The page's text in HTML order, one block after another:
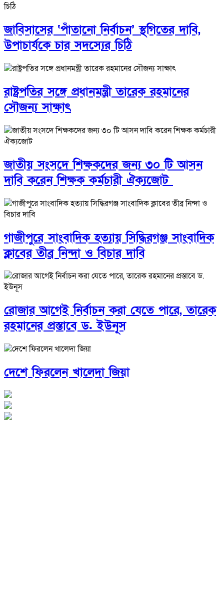
জাবিসাসের ‘পাঁতানো নির্বাচন’ স্থগিতের দাবি,
উপাচার্যকে চার সদস্যের চিঠি
রাষ্ট্রপতির সঙ্গে প্রধানমন্ত্রী তারেক রহমানের
সৌজন্য সাক্ষাৎ
জাতীয় সংসদে শিক্ষকদের জন্য ৩০ টি আসন
দাবি করেন শিক্ষক কর্মচারী ঐক্যজোট
গাজীপুরে সাংবাদিক হত্যায় সিদ্ধিরগঞ্জ সাংবাদিক
ক্লাবের তীব্র নিন্দা ও বিচার দাবি
রোজার আগেই নির্বাচন করা যেতে পারে, তারেক
রহমানের প্রস্তাবে ড. ইউনূস
দেশে ফিরলেন খালেদা জিয়া